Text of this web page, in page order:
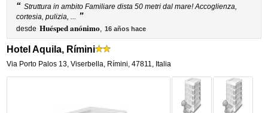
“ Struttura in ambito Familiare dista 50 metri dal mare! Accoglienza,
cortesia, pulizia, ... ”
desde Huésped anónimo, 16 años hace
Hotel Aquila, Rímini
Via Porto Palos 13,Viserbella, Rímini,47811, Italia